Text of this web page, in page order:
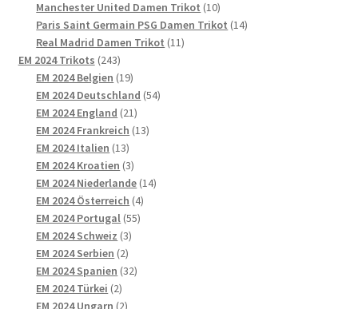
Produkte
Manchester United Damen Trikot 1010
Produkte
Paris Saint Germain PSG Damen Trikot 1414
Real Madrid Damen Trikot 1111
EM 2024 Trikots 243243
Produkte
EM 2024 Belgien 1919
Produkte
EM 2024 Deutschland 5454
EM 2024 England 2121
Produkte
EM 2024 Frankreich 1313
EM 2024 Italien 1313
Produkte
EM 2024 Kroatien 33
Produkte
EM 2024 Niederlande 1414
EM 2024 Österreich 44
EM 2024 Portugal 5555
EM 2024 Schweiz 33
EM 2024 Serbien 22
Produkte
EM 2024 Spanien 3232
EM 2024 Türkei 22
Produkte
EM 2024 Ungarn 22